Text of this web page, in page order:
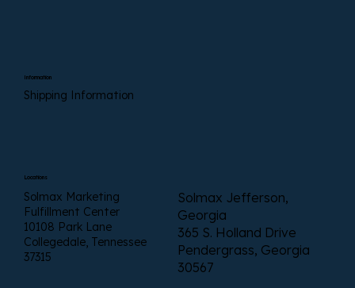
Locations
Solmax Marketing
Fulfillment Center
10108 Park Lane
Collegedale, Tennessee
37315
Solmax Jefferson,
Georgia
365 S. Holland Drive
Pendergrass, Georgia
30567
Information
Shipping Information